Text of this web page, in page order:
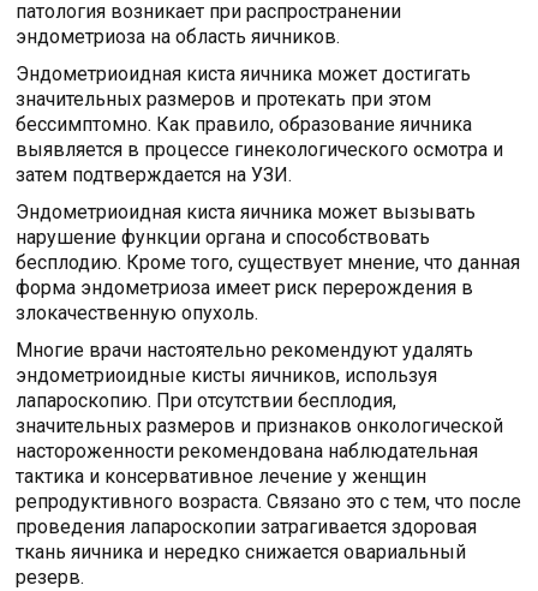
патология возникает при распространении
эндометриоза на область яичников.
Эндометриоидная киста яичника может достигать
значительных размеров и протекать при этом
бессимптомно. Как правило, образование яичника
выявляется в процессе гинекологического осмотра и
затем подтверждается на УЗИ.
Эндометриоидная киста яичника может вызывать
нарушение функции органа и способствовать
бесплодию. Кроме того, существует мнение, что данная
форма эндометриоза имеет риск перерождения в
злокачественную опухоль.
Многие врачи настоятельно рекомендуют удалять
эндометриоидные кисты яичников, используя
лапароскопию. При отсутствии бесплодия,
значительных размеров и признаков онкологической
настороженности рекомендована наблюдательная
тактика и консервативное лечение у женщин
репродуктивного возраста. Связано это с тем, что после
проведения лапароскопии затрагивается здоровая
ткань яичника и нередко снижается овариальный
резерв.